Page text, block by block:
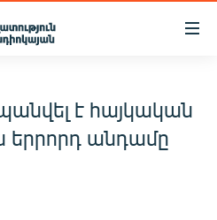
է հայկական
երրորդ անդամը